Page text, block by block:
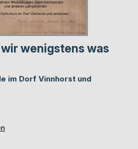
wir wenigstens was
im Dorf Vinnhorst und